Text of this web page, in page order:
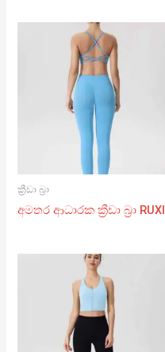
ක්‍රීඩා බ්‍රා
අමතර ආධාරක ක්‍රීඩා බ්‍රා RUXI